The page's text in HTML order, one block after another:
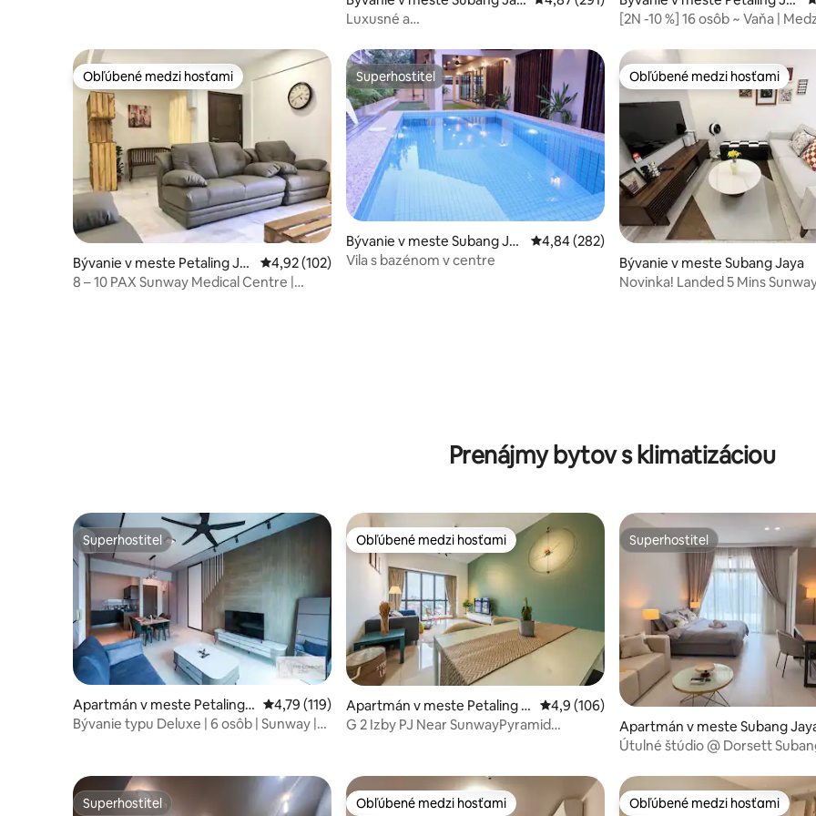
aLuxusné a
osôb
ya
[2N -10 %] 16 osôb ~ Vaňa |
Obľúbené medzi hosťami
Obľúbené medzi hosťami
Bývanie v meste Petaling Ja
ya
Priemerné ohodnotenie 4,92 z 5, počet hodnotení: 102
4,92 (102)
8 – 10 PAX Sunway Medical Centre |
Superhostiteľ
Superhostiteľ
Bývanie v meste Subang Jay
a
Priemerné ohodnotenie 4,84 z 5, počet
4,84 (282)
Vila s bazénom v centre
Obľúbené medzi hosťami
Obľúbené medzi hosťami
Bývanie v meste Subang Jaya
Novinka! Landed 5 Mins
Prenájmy bytov s klimatizáciou
Superhostiteľ
Superhostiteľ
Apartmán v meste Petaling J
aya
Priemerné ohodnotenie 4,79 z 5, počet hodnotení: 119
4,79 (119)
Bývanie typu Deluxe | 6 osôb | Sunway |
Obľúbené medzi hosťami
Obľúbené medzi hosťami
Apartmán v meste Petaling J
aya
Priemerné ohodnotenie 4,9 z 5, počet
4,9 (106)
G 2 Izby PJ Near SunwayPyramid
Superhostiteľ
Superhostiteľ
Apartmán v meste Subang
Útulné štúdio @ Dorsett
Superhostiteľ
Superhostiteľ Obľúbené medzi hosťami
Obľúbené medzi hosťami Obľúbené medzi hosťami
Obľúbené medzi hosťami